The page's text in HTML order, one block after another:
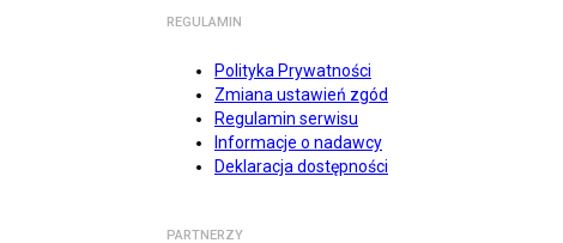
REGULAMIN
Polityka Prywatności
Zmiana ustawień zgód
Regulamin serwisu
Informacje o nadawcy
Deklaracja dostępności
PARTNERZY